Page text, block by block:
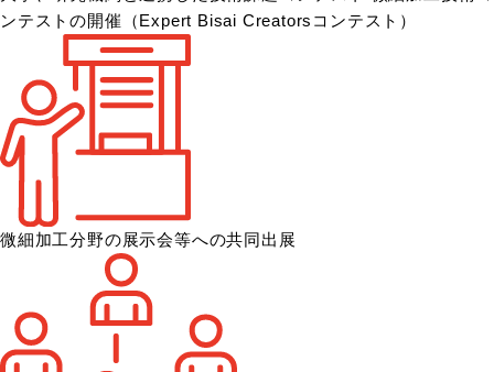
ンテストの開催 （Expert Bisai Creatorsコンテスト）
微細加工分野の展示会等への共同出展